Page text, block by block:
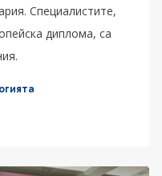
Специалистите,
диплома, са